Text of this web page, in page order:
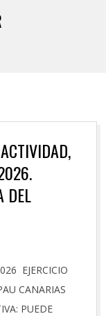
DEL
EJERCICIO
CANARIAS
PUEDE